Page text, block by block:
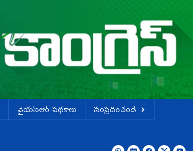
వైయస్ఆర్-పథకాలు
సంప్రదించండి